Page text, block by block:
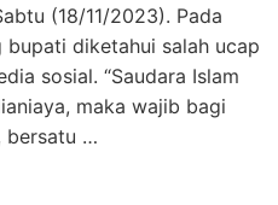
(18/11/2023). Pada
diketahui salah ucap
sosial. “Saudara Islam
maka wajib bagi
bersatu …